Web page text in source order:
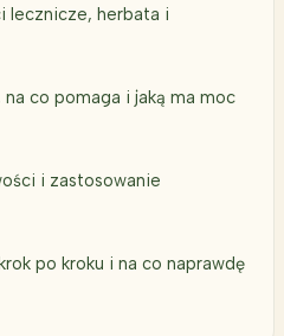
lecznicze, herbata i
co pomaga i jaką ma moc
i zastosowanie
po kroku i na co naprawdę